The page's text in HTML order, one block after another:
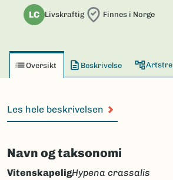
LC Livskraftig Finnes i Norge
Oversikt Beskrivelse Artstre
Les hele beskrivelsen
Navn og taksonomi
VitenskapeligHypena crassalis